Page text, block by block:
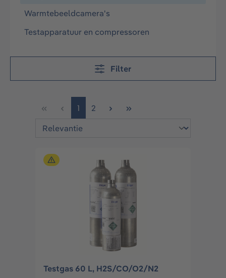
Warmtebeeldcamera's
Testapparatuur en compressoren​
Filter
Pagina
1 Pagina
2
Testgas 60 L, H2S/CO/O2/N2